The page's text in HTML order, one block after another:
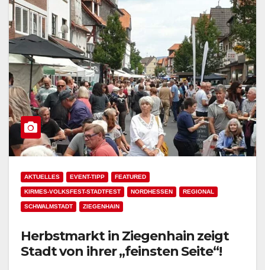
AKTUELLES EVENT-TIPP FEATURED
KIRMES-VOLKSFEST-STADTFEST NORDHESSEN REGIONAL
SCHWALMSTADT ZIEGENHAIN
Herbstmarkt in Ziegenhain zeigt
Stadt von ihrer „feinsten Seite“!